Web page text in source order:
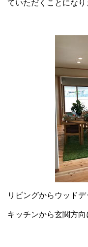
ていただくことになり
リビングからウッドデ
キッチンから玄関方